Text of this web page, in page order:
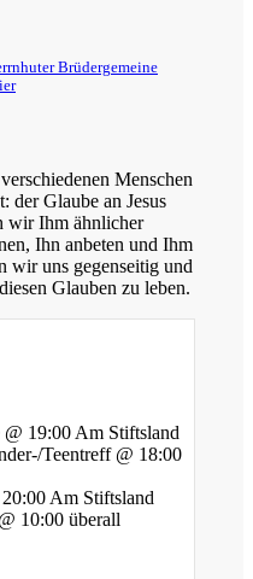
Brüdergemeine
Menschen
der Glaube an Jesus
wir Ihm ähnlicher
Ihn anbeten und Ihm
wir uns gegenseitig und
Glauben zu leben.
19:00 Am Stiftsland
Teentreff @ 18:00
Am Stiftsland
10:00 überall